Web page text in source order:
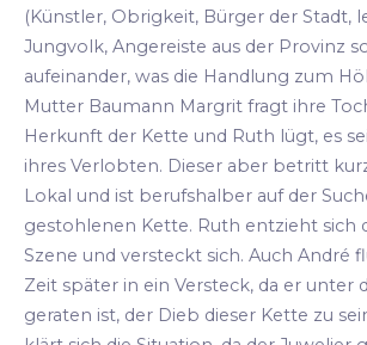
(Künstler, Obrigkeit, Bürger der Stadt,
Jungvolk, Angereiste aus der Provinz
aufeinander, was die Handlung zum
Mutter Baumann Margrit fragt ihre
Herkunft der Kette und Ruth lügt, es
ihres Verlobten. Dieser aber betritt
Lokal und ist berufshalber auf der
gestohlenen Kette. Ruth entzieht sich
Szene und versteckt sich. Auch André
Zeit später in ein Versteck, da er unter
geraten ist, der Dieb dieser Kette zu